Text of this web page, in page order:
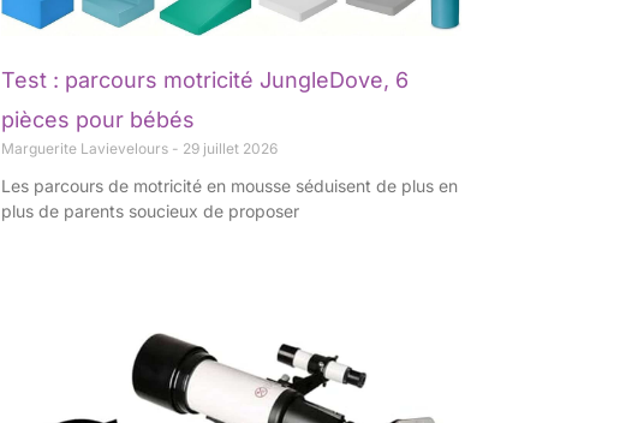
Test : parcours motricité JungleDove, 6
pièces pour bébés
Marguerite Lavievelours 29 juillet 2026
Les parcours de motricité en mousse séduisent de plus en
plus de parents soucieux de proposer